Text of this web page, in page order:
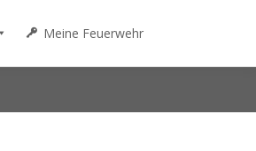
Meine Feuerwehr